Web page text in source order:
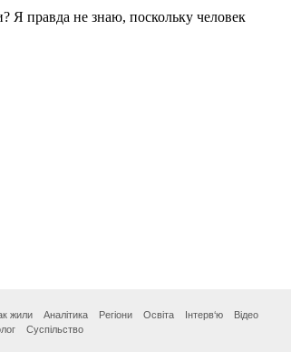
жили Аналітика Регіони Освіта Інтерв‘ю
Відео
Суспільство